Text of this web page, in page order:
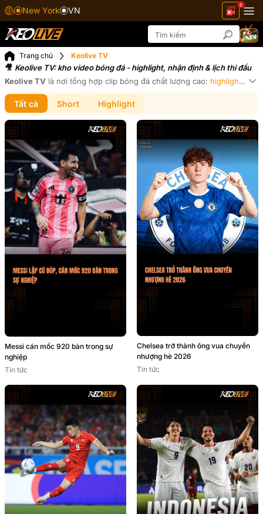
New York VN
6
Trang chủ Keolive TV
KeoliveTV: kho video bóng đá - highlight, nhận định & lịch thi đấu
KeoliveTV là nơi tổng hợp clip bóng đá chất lượng cao: highlight bàn thắng
Tất cả Short Highlight
Messi cán mốc 920 bàn trong sự
nghiệp
Tin tức
Chelsea trở thành ông vua chuyển
nhượng hè 2026
Tin tức